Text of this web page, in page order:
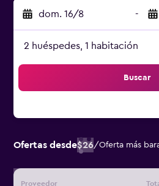
dom. 16/8 -
2 huéspedes, 1 habitación
Buscar
Ofertas desde$26/Oferta más
Proveedor